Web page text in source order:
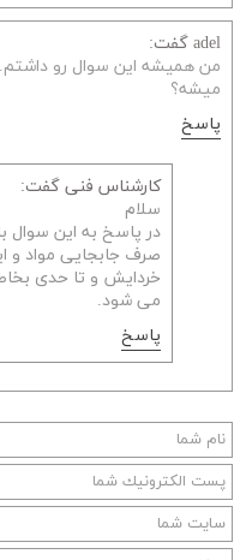
adel گفت:
من همیشه این سوال رو
میشه؟
پاسخ
کارشناس فنی گفت:
سلام
در پاسخ به این سوال
صرف جابجایی مواد و
خردایش و تا حدی
می شود.
پاسخ